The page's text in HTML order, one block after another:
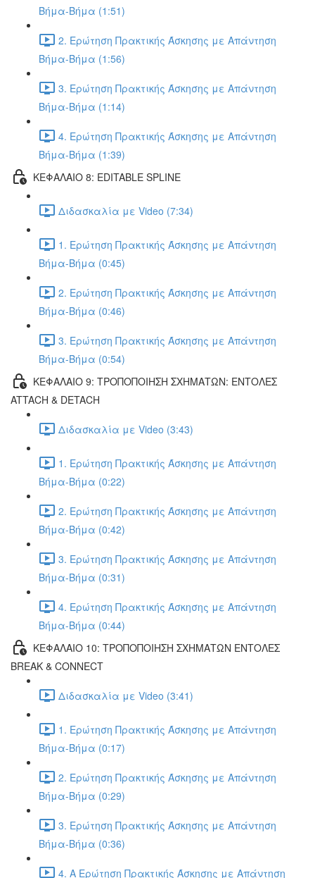
Βήμα-Βήμα (1:51)
2. Ερώτηση Πρακτικής Άσκησης με Απάντηση
Βήμα-Βήμα (1:56)
3. Ερώτηση Πρακτικής Άσκησης με Απάντηση
Βήμα-Βήμα (1:14)
4. Ερώτηση Πρακτικής Άσκησης με Απάντηση
Βήμα-Βήμα (1:39)
ΚΕΦΑΛΑΙΟ 8: EDITABLE SPLINE
Διδασκαλία με Video (7:34)
1. Ερώτηση Πρακτικής Άσκησης με Απάντηση
Βήμα-Βήμα (0:45)
2. Ερώτηση Πρακτικής Άσκησης με Απάντηση
Βήμα-Βήμα (0:46)
3. Ερώτηση Πρακτικής Άσκησης με Απάντηση
Βήμα-Βήμα (0:54)
ΚΕΦΑΛΑΙΟ 9: ΤΡΟΠΟΠΟΙΗΣΗ ΣΧΗΜΑΤΩΝ: ΕΝΤΟΛΕΣ
ATTACH & DETACH
Διδασκαλία με Video (3:43)
1. Ερώτηση Πρακτικής Άσκησης με Απάντηση
Βήμα-Βήμα (0:22)
2. Ερώτηση Πρακτικής Άσκησης με Απάντηση
Βήμα-Βήμα (0:42)
3. Ερώτηση Πρακτικής Άσκησης με Απάντηση
Βήμα-Βήμα (0:31)
4. Ερώτηση Πρακτικής Άσκησης με Απάντηση
Βήμα-Βήμα (0:44)
ΚΕΦΑΛΑΙΟ 10: ΤΡΟΠΟΠΟΙΗΣΗ ΣΧΗΜΑΤΩΝ ΕΝΤΟΛΕΣ
BREAK & CONNECT
Διδασκαλία με Video (3:41)
1. Ερώτηση Πρακτικής Άσκησης με Απάντηση
Βήμα-Βήμα (0:17)
2. Ερώτηση Πρακτικής Άσκησης με Απάντηση
Βήμα-Βήμα (0:29)
3. Ερώτηση Πρακτικής Άσκησης με Απάντηση
Βήμα-Βήμα (0:36)
4. Α Ερώτηση Πρακτικής Άσκησης με Απάντηση